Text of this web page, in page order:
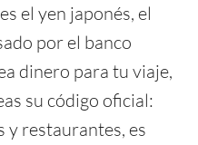
el yen japonés, el
por el banco
dinero para tu viaje,
su código oficial:
y restaurantes, es